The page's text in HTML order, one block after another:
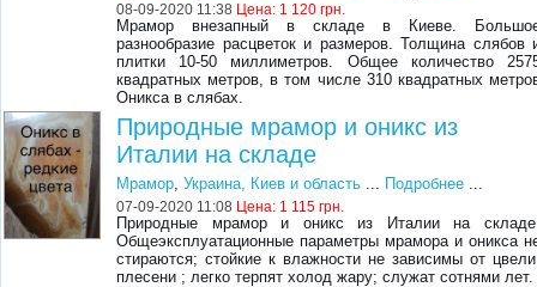
08-09-2020 11:38 Цена: 1 120 грн.
Мрамор внезапный в складе в Киеве.
разнообразие расцветок и размеров. Толщина слябов
плитки 10-50 миллиметров. Общее количество
квадратных метров, в том числе 310 квадратных
Оникса в слябах.
Природные мрамор и оникс из
Италии на складе
Мрамор,Украина, Киев и область ... Подробнее ...
07-09-2020 11:08 Цена: 1 115 грн.
Природные мрамор и оникс из Италии на
Общеэксплуатационные параметры мрамора и оникса
стираются; стойкие к влажности не зависимы от
плесени ; легко терпят холод жару; служат сотнями лет.